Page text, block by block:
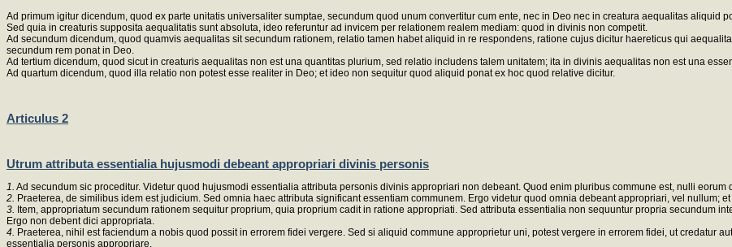
Ad primum igitur dicendum, quod ex parte unitatis universaliter sumptae, secundum quod unum convertitur cum ente, nec in Deo nec in creatura aequalitas aliquid
Sed quia in creaturis supposita aequalitatis sunt absoluta, ideo referuntur ad invicem per relationem realem mediam: quod in divinis non competit.
Ad secundum dicendum, quod quamvis aequalitas sit secundum rationem, relatio tamen habet aliquid in re respondens, ratione cujus dicitur haereticus qui
secundum rem ponat in Deo.
Ad tertium dicendum, quod sicut in creaturis aequalitas non est una quantitas plurium, sed relatio includens talem unitatem; ita in divinis aequalitas non est una
Ad quartum dicendum, quod illa relatio non potest esse realiter in Deo; et ideo non sequitur quod aliquid ponat ex hoc quod relative dicitur.
Articulus 2
Utrum attributa essentialia hujusmodi debeant appropriari divinis personis
1. Ad secundum sic proceditur. Videtur quod hujusmodi essentialia attributa personis divinis appropriari non debeant. Quod enim pluribus commune est, nulli eorum
2. Praeterea, de similibus idem est judicium. Sed omnia haec attributa significant essentiam communem. Ergo videtur quod omnia debeant appropriari, vel nullum;
3. Item, appropriatum secundum rationem sequitur proprium, quia proprium cadit in ratione appropriati. Sed attributa essentialia non sequuntur propria secundum
Ergo non debent dici appropriata.
4. Praeterea, nihil est faciendum a nobis quod possit in errorem fidei vergere. Sed si aliquid commune approprietur uni, potest vergere in errorem fidei, ut credatur
essentialia personis appropriare.